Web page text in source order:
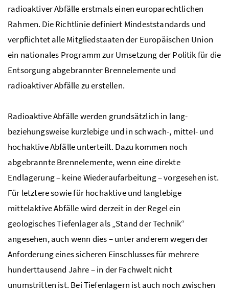
radioaktiver Abfälle erstmals einen europarechtlichen
Rahmen. Die Richtlinie definiert Mindeststandards und
verpflichtet alle Mitgliedstaaten der Europäischen Union
ein nationales Programm zur Umsetzung der Politik für die
Entsorgung abgebrannter Brennelemente und
radioaktiver Abfälle zu erstellen.
Radioaktive Abfälle werden grundsätzlich in lang-
beziehungsweise kurzlebige und in schwach-, mittel- und
hochaktive Abfälle unterteilt. Dazu kommen noch
abgebrannte Brennelemente, wenn eine direkte
Endlagerung – keine Wiederaufarbeitung – vorgesehen ist.
Für letztere sowie für hochaktive und langlebige
mittelaktive Abfälle wird derzeit in der Regel ein
geologisches Tiefenlager als „Stand der Technik“
angesehen, auch wenn dies – unter anderem wegen der
Anforderung eines sicheren Einschlusses für mehrere
hunderttausend Jahre – in der Fachwelt nicht
unumstritten ist. Bei Tiefenlagern ist auch noch zwischen